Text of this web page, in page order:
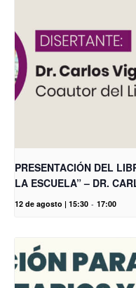
PRESENTACIÓN DEL
LA ESCUELA” – DR.
12 de agosto | 15:30 - 17:00